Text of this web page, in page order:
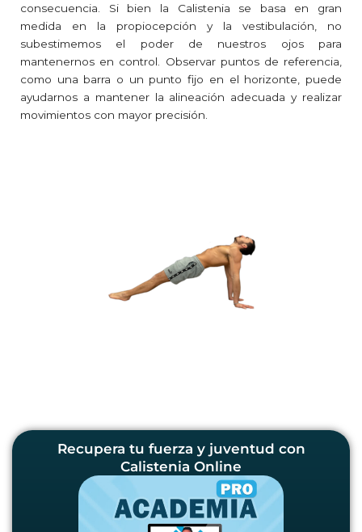
consecuencia. Si bien la Calistenia se basa en gran
medida en la propiocepción y la vestibulación, no
subestimemos el poder de nuestros ojos para
mantenernos en control. Observar puntos de referencia,
como una barra o un punto fijo en el horizonte, puede
ayudarnos a mantener la alineación adecuada y realizar
movimientos con mayor precisión.
Recupera tu fuerza y juventud con
Calistenia Online